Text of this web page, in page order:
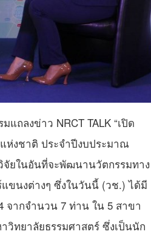
ถลงข่าว NRCT TALK “เปิด
ห่งชาติ ประจำปีงบประมาณ
จัยในอันที่จะพัฒนานวัตกรรมทาง
ขนงต่างๆ ซึ่งในวันนี้ (วช.) ได้มี
จากจำนวน 7 ท่าน ใน 5 สาขา
วิทยาลัยธรรมศาสตร์ ซึ่งเป็นนัก